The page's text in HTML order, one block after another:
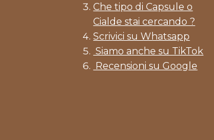
Che tipo di Capsule o
Cialde stai cercando ?
Scrivici su Whatsapp
Siamo anche su TikTok
Recensioni su Google